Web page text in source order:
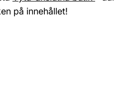
på innehållet!